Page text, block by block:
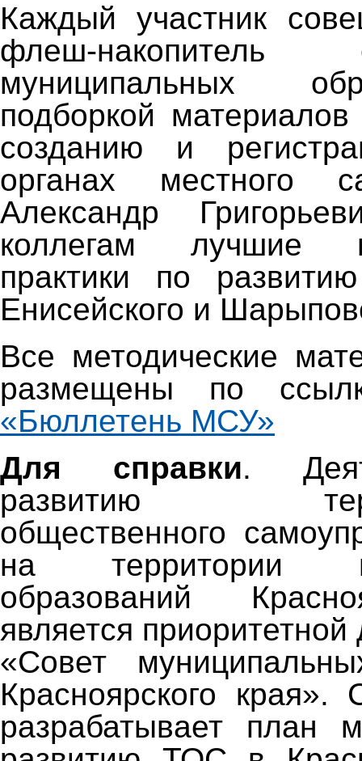
Каждый участник
флеш-
муниципальных
подборкой
созданию и
органах местного
Александр
коллегам лучшие
практики по
Енисейского и
Все методические
размещены по
«Бюллетень МСУ»
Для справки.
развитию
общественного
на территории
образований
является
«Совет
Красноярского края».
разрабатывает план